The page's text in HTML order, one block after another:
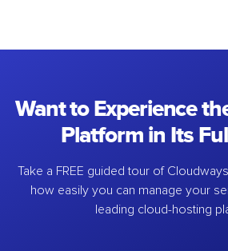
Want to Experience
Platform in Its
Take a FREE guided tour of
how easily you can manage your
leading cloud-hosting